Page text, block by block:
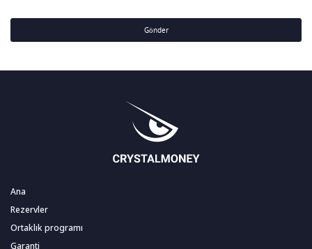
Gönder
Ana
Rezervler
Ortaklık programı
Garanti